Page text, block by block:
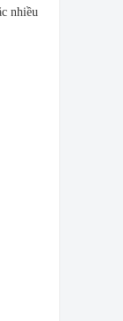
nhiều